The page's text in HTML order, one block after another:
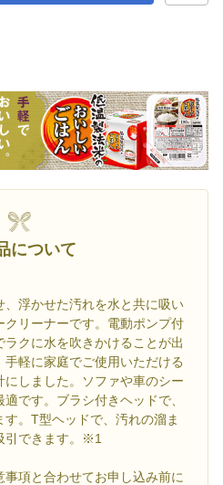
について
浮かせた汚れを水と共に吸い
リーナーです。電動ポンプ付
クに水を吹きかけることが出
軽に家庭でご使用いただける
にしました。ソファや車のシー
です。ブラシ付きヘッドで、
。T型ヘッドで、汚れの溜ま
引できます。※1
事項と合わせてお申し込み前に